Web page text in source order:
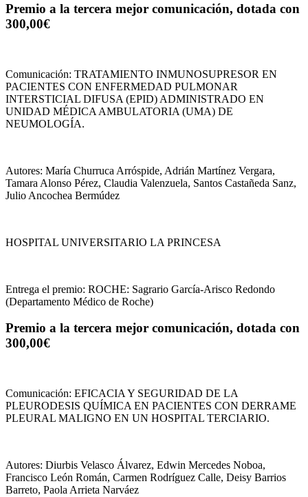
Premio a la tercera mejor comunicación, dotada con
300,00€
Comunicación: TRATAMIENTO INMUNOSUPRESOR EN
PACIENTES CON ENFERMEDAD PULMONAR
INTERSTICIAL DIFUSA (EPID) ADMINISTRADO EN
UNIDAD MÉDICA AMBULATORIA (UMA) DE
NEUMOLOGÍA.
Autores: María Churruca Arróspide, Adrián Martínez Vergara,
Tamara Alonso Pérez, Claudia Valenzuela, Santos Castañeda Sanz,
Julio Ancochea Bermúdez
HOSPITAL UNIVERSITARIO LA PRINCESA
Entrega el premio: ROCHE: Sagrario García-Arisco Redondo
(Departamento Médico de Roche)
Premio a la tercera mejor comunicación, dotada con
300,00€
Comunicación: EFICACIA Y SEGURIDAD DE LA
PLEURODESIS QUÍMICA EN PACIENTES CON DERRAME
PLEURAL MALIGNO EN UN HOSPITAL TERCIARIO.
Autores: Diurbis Velasco Álvarez, Edwin Mercedes Noboa,
Francisco León Román, Carmen Rodríguez Calle, Deisy Barrios
Barreto, Paola Arrieta Narváez